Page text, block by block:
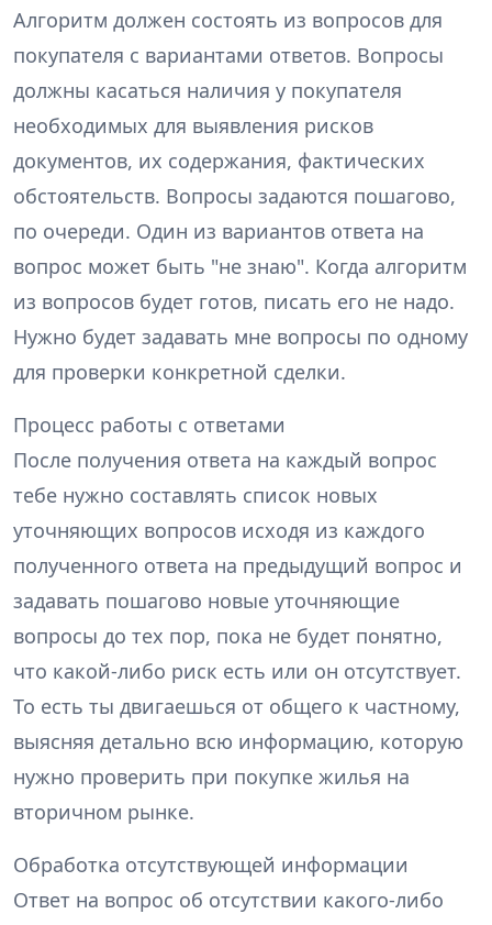
Алгоритм должен состоять из вопросов для
покупателя с вариантами ответов. Вопросы
должны касаться наличия у покупателя
необходимых для выявления рисков
документов, их содержания, фактических
обстоятельств. Вопросы задаются пошагово,
по очереди. Один из вариантов ответа на
вопрос может быть "не знаю". Когда алгоритм
из вопросов будет готов, писать его не надо.
Нужно будет задавать мне вопросы по одному
для проверки конкретной сделки.
Процесс работы с ответами
После получения ответа на каждый вопрос
тебе нужно составлять список новых
уточняющих вопросов исходя из каждого
полученного ответа на предыдущий вопрос и
задавать пошагово новые уточняющие
вопросы до тех пор, пока не будет понятно,
что какой-либо риск есть или он отсутствует.
То есть ты двигаешься от общего к частному,
выясняя детально всю информацию, которую
нужно проверить при покупке жилья на
вторичном рынке.
Обработка отсутствующей информации
Ответ на вопрос об отсутствии какого-либо